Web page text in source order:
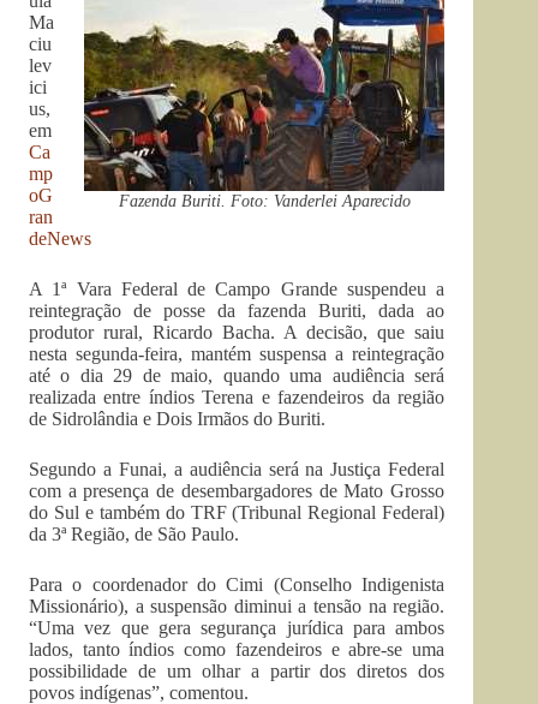
Fazenda Buriti. Foto: Vanderlei Aparecido
Ma
ciu
lev
ici
us,
em
Ca
mp
oG
ran
deNews
A 1ª Vara Federal de Campo Grande suspendeu a
reintegração de posse da fazenda Buriti, dada ao
produtor rural, Ricardo Bacha. A decisão, que saiu
nesta segunda-feira, mantém suspensa a reintegração
até o dia 29 de maio, quando uma audiência será
realizada entre índios Terena e fazendeiros da região
de Sidrolândia e Dois Irmãos do Buriti.
Segundo a Funai, a audiência será na Justiça Federal
com a presença de desembargadores de Mato Grosso
do Sul e também do TRF (Tribunal Regional Federal)
da 3ª Região, de São Paulo.
Para o coordenador do Cimi (Conselho Indigenista
Missionário), a suspensão diminui a tensão na região.
“Uma vez que gera segurança jurídica para ambos
lados, tanto índios como fazendeiros e abre-se uma
possibilidade de um olhar a partir dos diretos dos
povos indígenas”, comentou.